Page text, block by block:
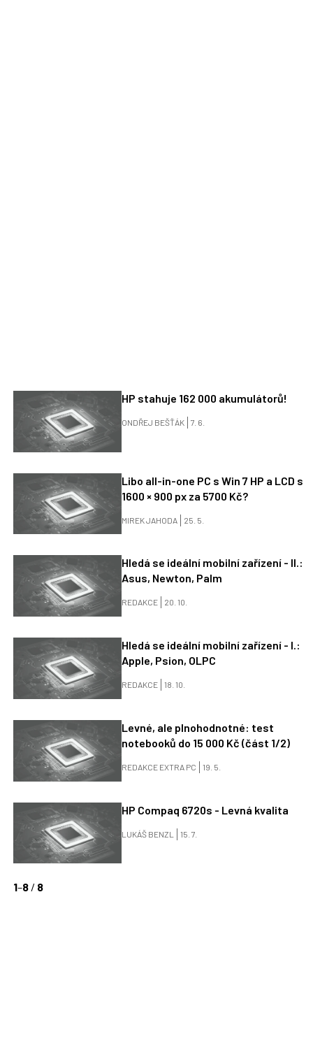
HP stahuje 162 000 akumulátorů!
ONDŘEJ BEŠŤÁK 7. 6.
Libo all-in-one PC s Win 7 HP a LCD s
1600 × 900 px za 5700 Kč?
MIREK JAHODA 25. 5.
Hledá se ideální mobilní zařízení - II.:
Asus, Newton, Palm
REDAKCE 20. 10.
Hledá se ideální mobilní zařízení - I.:
Apple, Psion, OLPC
REDAKCE 18. 10.
Levné, ale plnohodnotné: test
notebooků do 15 000 Kč (část 1/2)
REDAKCE EXTRA PC 19. 5.
HP Compaq 6720s - Levná kvalita
LUKÁŠ BENZL 15. 7.
1–8/ 8